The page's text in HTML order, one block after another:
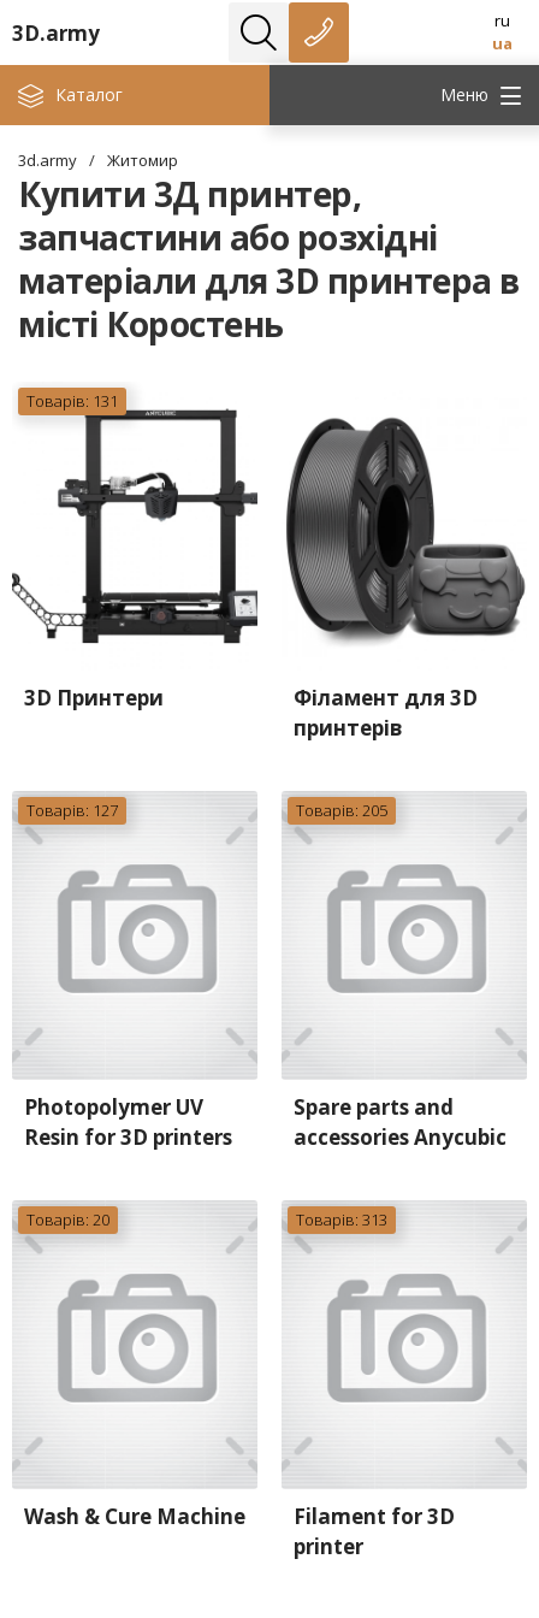
3D.army
ru
ua
Каталог Меню
3d.army / Житомир
Купити 3Д принтер,
запчастини або розхідні
матеріали для 3D принтера в
місті Коростень
Товарів: 131
3D Принтери
Філамент для 3D
принтерів
Товарів: 127
Photopolymer UV
Resin for 3D printers
Товарів: 205
Spare parts and
accessories Anycubic
Товарів: 20
Wash & Cure Machine
Товарів: 313
Filament for 3D
printer